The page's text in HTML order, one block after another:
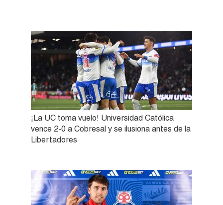
¡La UC toma vuelo! Universidad Católica
vence 2-0 a Cobresal y se ilusiona antes de la
Libertadores